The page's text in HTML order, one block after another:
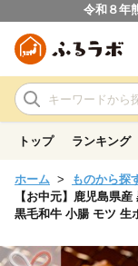
令和８年
トップ ランキング
ホーム ものから探
【お中元】鹿児島県
黒毛和牛 小腸 モツ 生